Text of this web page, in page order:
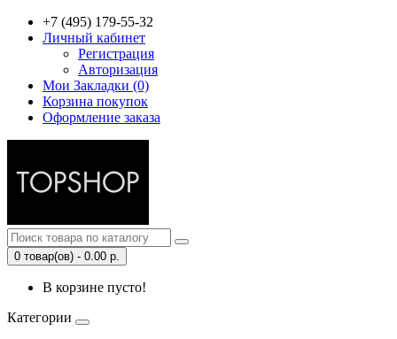
+7 (495) 179-55-32
Личный кабинет
Регистрация
Авторизация
Мои Закладки (0)
Корзина покупок
Оформление заказа
0 товар(ов) - 0.00 р.
В корзине пусто!
Категории